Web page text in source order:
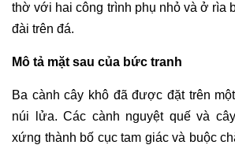
thờ với hai công trình phụ nhỏ và ở rìa
đài trên đá.
Mô tả mặt sau của bức tranh
Ba cành cây khô đã được đặt trên
núi lửa. Các cành nguyệt quế và
xứng thành bố cục tam giác và buộc